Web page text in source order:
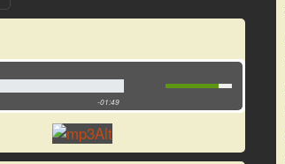
-01:49